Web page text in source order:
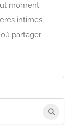
moment.
intimes,
partager